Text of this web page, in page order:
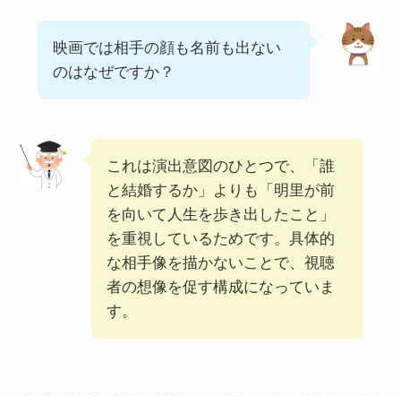
映画では相手の顔も名前も出ない
のはなぜですか？
これは演出意図のひとつで、「誰
と結婚するか」よりも「明里が前
を向いて人生を歩き出したこと」
を重視しているためです。具体的
な相手像を描かないことで、視聴
者の想像を促す構成になっていま
す。